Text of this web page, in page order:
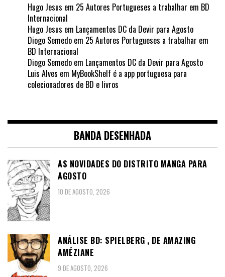
Hugo Jesus em 25 Autores Portugueses a trabalhar em BD
Internacional
Hugo Jesus em Lançamentos DC da Devir para Agosto
Diogo Semedo em 25 Autores Portugueses a trabalhar em
BD Internacional
Diogo Semedo em Lançamentos DC da Devir para Agosto
Luis Alves em MyBookShelf é a app portuguesa para
colecionadores de BD e livros
BANDA DESENHADA
AS NOVIDADES DO DISTRITO MANGA PARA
AGOSTO
10 DE AGOSTO, 2026
ANÁLISE BD: SPIELBERG , DE AMAZING
AMÉZIANE
9 DE AGOSTO, 2026